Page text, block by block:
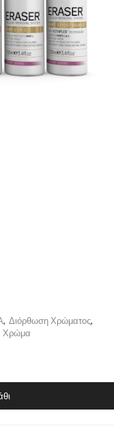
, Διόρθωση Χρώματος,
Χρώμα